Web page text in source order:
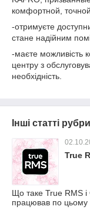
комфортной,
-отримуєте
стане надійним
-маєте можливість
центру з
необхідність.
Інші статті
True
Що таке True RMS
працював по цьому